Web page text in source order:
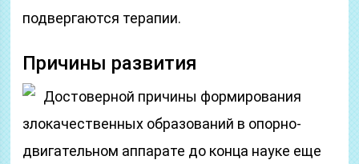
подвергаются терапии.
Причины развития
Достоверной причины формирования
злокачественных образований в опорно-
двигательном аппарате до конца науке еще